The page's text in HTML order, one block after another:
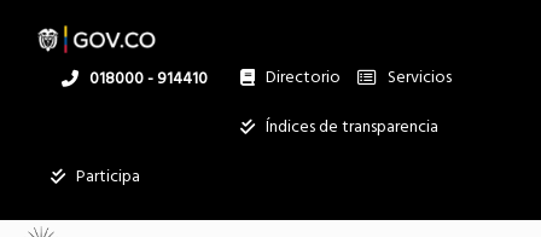
contenido
Linea
018000 - 914410 Directorio
Institucional
Servicios
Índices de transparencia
Participa